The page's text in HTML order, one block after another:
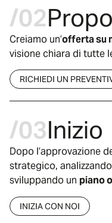
/02
Creiamo un’offerta su
visione chiara di tutte
RICHIEDI UN
/03Inizio
Dopo l’approvazione
strategico,
sviluppando un piano
INIZIA CON NOI